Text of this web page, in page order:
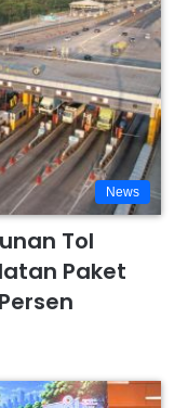
News
Tol
Paket